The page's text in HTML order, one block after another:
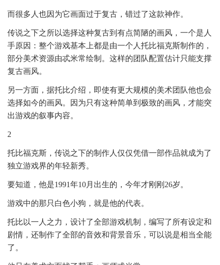
而很多人也因为它画面过于复古，错过了这款神作。
传说之下之所以选择这种复古到有点简陋的画风，一个是人
手原因：整个游戏基本上都是由一个人托比福克斯制作的，
部分美术资源由忒米常绘制。这样的团队配置估计只能支撑
复古画风。
另一方面，据托比介绍，即使有更大规模的美术团队他也会
选择如今的画风。因为只有这种简单到极致的画风，才能突
出游戏的叙事内容。
2
托比福克斯，传说之下的制作人仅仅凭借一部作品就成为了
独立游戏界的年轻新秀。
要知道，他是1991年10月出生的，今年才刚刚26岁。
游戏中的那只白色小狗，就是他的代表。
托比以一人之力，设计了全部游戏机制，编写了所有设定和
剧情，还制作了全部的音效和背景音乐，可以说是相当全能
了。